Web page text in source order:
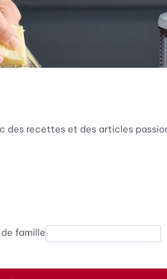
des recettes et des articles
famille